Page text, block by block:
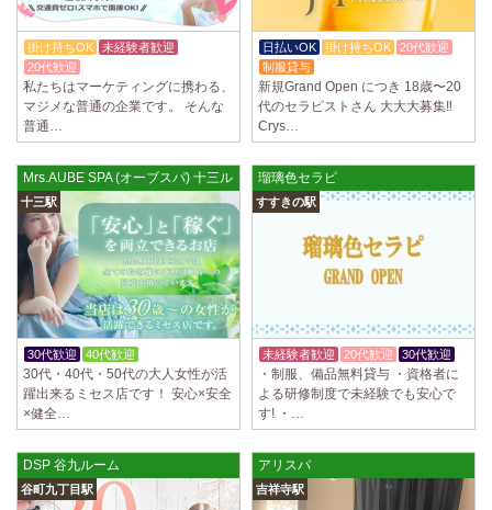
掛け持ちOK
未経験者歓迎
20代歓迎
私たちはマーケティングに携わる、
マジメな普通の企業です。 そんな
普通…
日払いOK 掛け持ちOK
20代歓迎
制服貸与
新規Grand Open につき 18歳〜20
代のセラピストさん 大大大募集‼️
Crys…
Mrs.AUBE SPA (オーブスパ) 十三ルーム
十三駅
30代歓迎 40代歓迎
30代・40代・50代の大人女性が活
躍出来るミセス店です！ 安心×安全
×健全…
瑠璃色セラピ
すすきの駅
未経験者歓迎 20代歓迎 30代歓迎
・制服、備品無料貸与 ・資格者に
よる研修制度で未経験でも安心で
す! ・…
DSP 谷九ルーム
谷町九丁目駅
アリスパ
吉祥寺駅